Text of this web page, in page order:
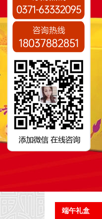
端午礼盒